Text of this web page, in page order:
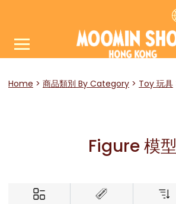
Home 商品類別 By Category Toy 玩具
Figure 模型